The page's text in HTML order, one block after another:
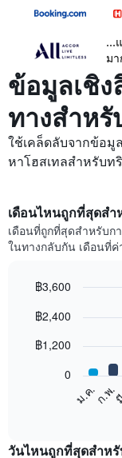
...
มา
ข้อมูลเชิง
ทางสำห
ใช้เคล็ดลับจากข้อมู
หาโฮสเทลสำหรับ
เดือนไหนถูกที่สุดส
เดือนที่ถูกที่สุดสำหรับก
ในทางกลับกัน เดือนที่
chart
12
bars.
แสดง
graphic.
ม.ค.ก.พ.
0
฿1,200
฿2,400
฿3,600
วันไหนถูกที่สุดสำห